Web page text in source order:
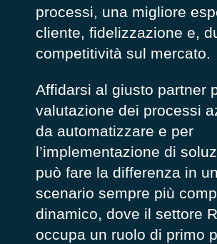
processi, una migliore
cliente, fidelizzazione e,
competitività sul mercato.
Affidarsi al giusto partner
valutazione dei processi
da automatizzare e per
l’implementazione di
può fare la differenza in
scenario sempre più
dinamico, dove il settore
occupa un ruolo di primo